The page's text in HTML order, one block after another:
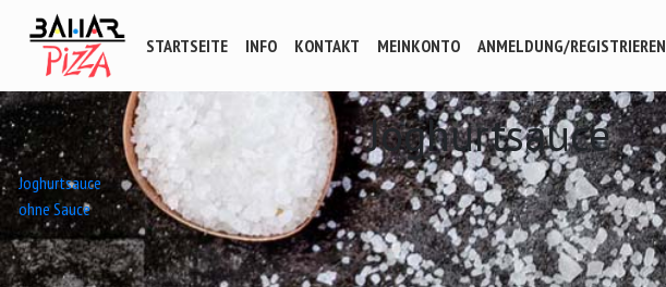
STARTSEITE INFO KONTAKT MEINKONTO ANMELDUNG/REGISTRIEREN
Joghurtsauce
Beitrags-
Navigation
Joghurtsauce
ohne Sauce